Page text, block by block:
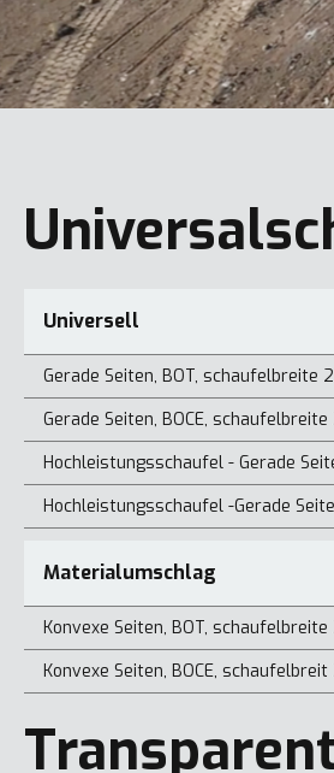
Universell
Gerade Seiten, BOT, schaufelbreite
Gerade Seiten, BOCE,
Hochleistungsschaufel - Gerade
Hochleistungsschaufel -Gerade
Materialumschlag
Konvexe Seiten, BOT,
Konvexe Seiten, BOCE,